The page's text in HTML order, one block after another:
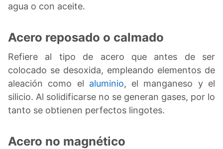
agua o con aceite.
Acero reposado o calmado
Refiere al tipo de acero que antes de ser
colocado se desoxida, empleando elementos de
aleación como el aluminio, el manganeso y el
silicio. Al solidificarse no se generan gases, por lo
tanto se obtienen perfectos lingotes.
Acero no magnético